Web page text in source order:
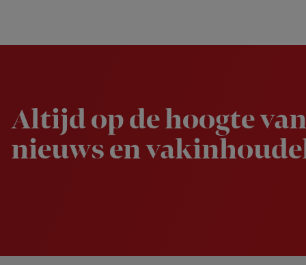
Altijd op de hoogte
nieuws en